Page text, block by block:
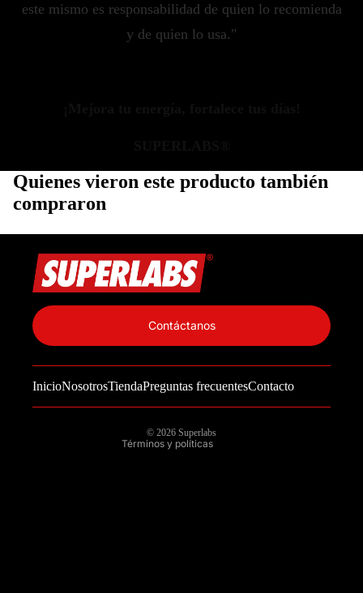
este mismo es responsabilidad de quien lo recomienda
y de quien lo usa."
Quienes vieron este producto también
compraron
InicioNosotrosTiendaPreguntas frecuentesContacto
Contáctanos
© 2026 Superlabs
Términos y políticas
Información de contacto
Política de reembolso
Términos del servicio
Política de envío